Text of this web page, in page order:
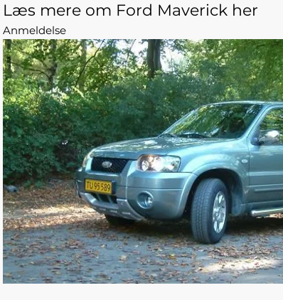
Læs mere om Ford Maverick her
Anmeldelse